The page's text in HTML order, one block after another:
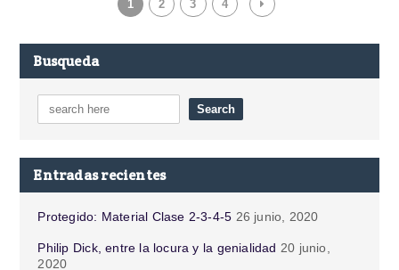
1 2 3 4
Busqueda
Entradas recientes
Protegido: Material Clase 2-3-4-5 26 junio, 2020
Philip Dick, entre la locura y la genialidad 20 junio,
2020